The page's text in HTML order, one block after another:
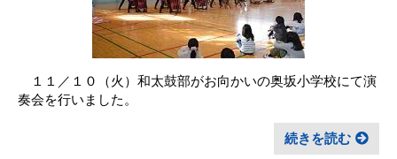
１１／１０（火）和太鼓部がお向かいの奥坂小学校にて演
奏会を行いました。
続きを読む